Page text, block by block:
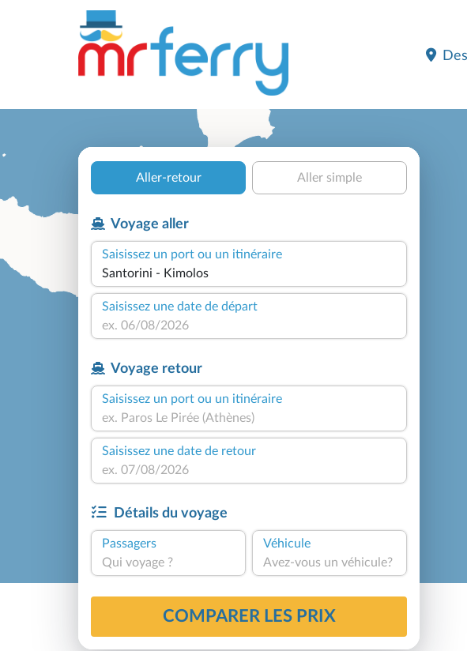
Aller-retour Aller simple
Voyage aller
Saisissez un port ou un itinéraire
Saisissez une date de départ
Voyage retour
Saisissez un port ou un itinéraire
Saisissez une date de retour
Détails du voyage
Passagers
Qui voyage ?
Véhicule
Avez-vous un véhicule?
COMPARER LES PRIX